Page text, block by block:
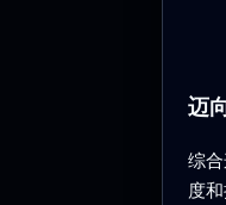
迈
综
度